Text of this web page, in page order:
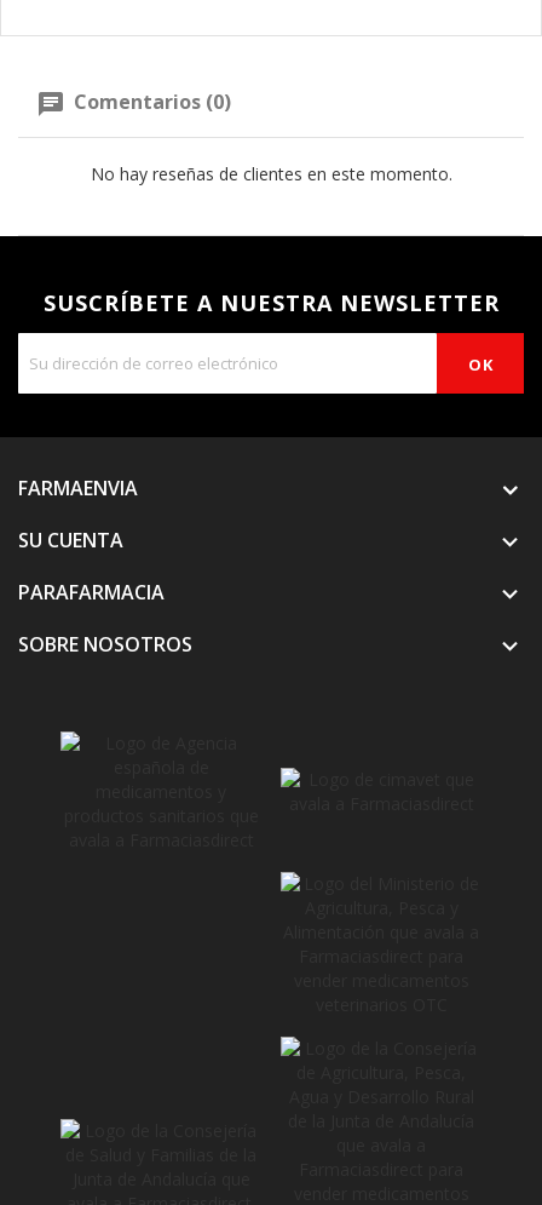
Comentarios (0)
No hay reseñas de clientes en este momento.
SUSCRÍBETE A NUESTRA NEWSLETTER
FARMAENVIA
SU CUENTA

PARAFARMACIA 
SOBRE NOSOTROS 